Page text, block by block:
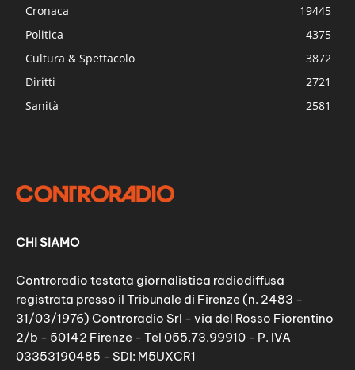
Cronaca
19445
Politica
4375
Cultura & Spettacolo
3872
Diritti
2721
Sanità
2581
CHI SIAMO
Controradio testata giornalistica radiodiffusa
registrata presso il Tribunale di Firenze (n. 2483 -
31/03/1976) Controradio Srl - via del Rosso Fiorentino
2/b - 50142 Firenze - Tel 055.73.99910 - P. IVA
03353190485 - SDI: M5UXCR1